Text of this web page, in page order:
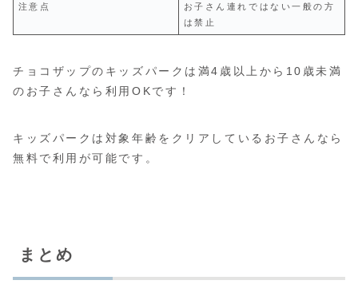
注意点
お子さん連れではない一般の方
は禁止
チョコザップのキッズパークは満4歳以上から10歳未満
のお子さんなら利用OKです！
キッズパークは対象年齢をクリアしているお子さんなら
無料で利用が可能です。
まとめ